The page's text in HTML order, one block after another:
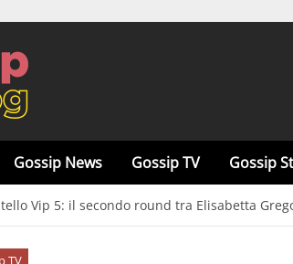
Gossip News Gossip TV Gossip
Vip 5: il secondo round tra Elisabetta
TV